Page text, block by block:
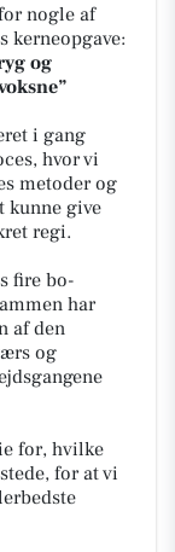
nogle af
kerneopgave:
og
i gang
hvor vi
metoder og
kunne give
regi.
fire bo-
har
af den
og
for, hvilke
for at vi